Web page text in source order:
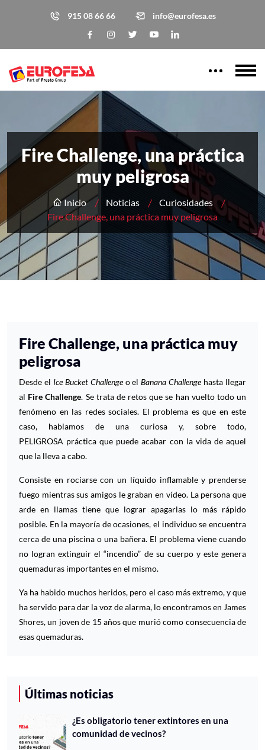
915 08 66 66 info@eurofesa.es
Fire Challenge, una práctica
muy peligrosa
Inicio Noticias
Curiosidades
Fire Challenge, una práctica muy peligrosa
Fire Challenge, una práctica muy
peligrosa
Desde el Ice Bucket Challengeo elBanana Challengehasta llegar
al Fire Challenge. Se trata de retos que se han vuelto todo un
fenómeno en las redes sociales. El problema es que en este
caso, hablamos de una curiosa y, sobre todo,
PELIGROSA práctica que puede acabar con la vida de aquel
que la lleva a cabo.
Consiste en rociarse con un líquido inflamable y prenderse
fuego mientras sus amigos le graban en vídeo. La persona que
arde en llamas tiene que lograr apagarlas lo más rápido
posible. En la mayoría de ocasiones, el individuo se encuentra
cerca de una piscina o una bañera. El problema viene cuando
no logran extinguir el “incendio” de su cuerpo y este genera
quemaduras importantes en el mismo.
Ya ha habido muchos heridos, pero el caso más extremo, y que
ha servido para dar la voz de alarma, lo encontramos en James
Shores, un joven de 15 años que murió como consecuencia de
esas quemaduras.
Últimas noticias
¿Es obligatorio tener extintores en una
comunidad de vecinos?